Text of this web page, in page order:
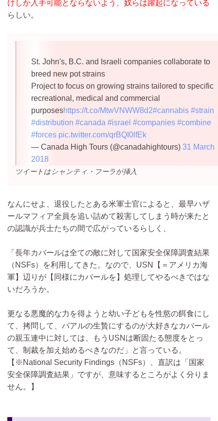
けしか入手可能とならないよう、奴らは躍起になっている
らしい。
St. John's, B.C. and Israeli companies collaborate to
breed new pot strains
Project to focus on growing strains tailored to specific
recreational, medical and commercial
purposeshttps://t.co/MtwVNWW8d2#cannabis #strain
#distribution #canada #israel #companies #combine
#forces pic.twitter.com/qrBQI0lfEk
— Canada High Tours (@canadahightours) 31 March
2018
ツイートはシャンティ・フーラが挿入
なんにせよ、退役したとある米軍士官によると、最早ハザ
ールマフィア全員を追い詰めて殺害してしまう時が来たと
の認識が兵士たちの間で広がっているらしく、
「長年カバールは全ての敵に対して国家安全保障調査結果
（NSFs）を利用してきた。なので、USN【＝アメリカ海
軍】辺りが【同様にカバールを】処理してやるべきではな
いだろうか。
更なる悪魔的な力を得ようと幼い子どもを性慾の餌食にし
て、拷問して、バアルの生贄にするのが大好きなカバール
の親玉連中に対しては、もうUSNは断固たる態度をとっ
て、制裁を加え始めるべきなのだ」と言っている。
【※National Security Findings（NSFs）、直訳は「国家
安全保障調査結果」ですが、意味するところがよく分りま
せん。】